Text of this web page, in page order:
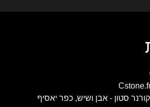
סטון - אבן ושיש, כפר יאסיף